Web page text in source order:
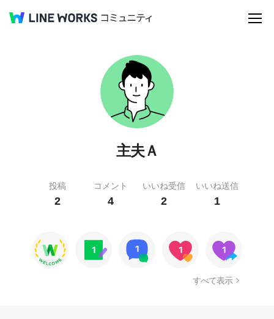
主夫Ａ
投稿
2
コメント
4
いいね受信
2
いいね送信
1
すべて表示